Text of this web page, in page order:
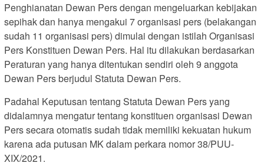
Penghianatan Dewan Pers dengan mengeluarkan kebijakan
sepihak dan hanya mengakui 7 organisasi pers (belakangan
sudah 11 organisasi pers) dimulai dengan istilah Organisasi
Pers Konstituen Dewan Pers. Hal itu dilakukan berdasarkan
Peraturan yang hanya ditentukan sendiri oleh 9 anggota
Dewan Pers berjudul Statuta Dewan Pers.
Padahal Keputusan tentang Statuta Dewan Pers yang
didalamnya mengatur tentang konstituen organisasi Dewan
Pers secara otomatis sudah tidak memiliki kekuatan hukum
karena ada putusan MK dalam perkara nomor 38/PUU-
XIX/2021.